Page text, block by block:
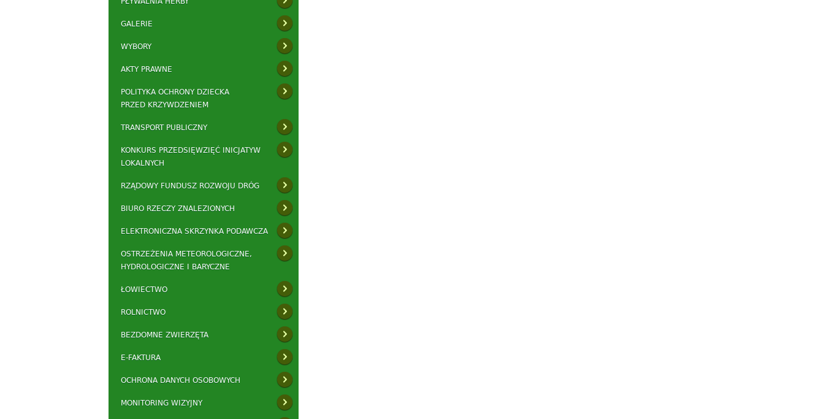
GALERIE
WYBORY
AKTY PRAWNE
POLITYKA OCHRONY DZIECKA
PRZED KRZYWDZENIEM
TRANSPORT PUBLICZNY
KONKURS PRZEDSIĘWZIĘĆ INICJATYW
LOKALNYCH
RZĄDOWY FUNDUSZ ROZWOJU DRÓG
BIURO RZECZY ZNALEZIONYCH
ELEKTRONICZNA SKRZYNKA PODAWCZA
OSTRZEŻENIA METEOROLOGICZNE,
HYDROLOGICZNE I BARYCZNE
ŁOWIECTWO
ROLNICTWO
BEZDOMNE ZWIERZĘTA
E-FAKTURA
OCHRONA DANYCH OSOBOWYCH
MONITORING WIZYJNY